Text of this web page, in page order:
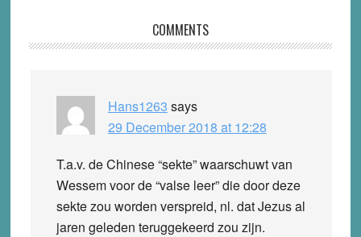
Interactions
COMMENTS
Hans1263 says
29 December 2018 at 12:28
T.a.v. de Chinese “sekte” waarschuwt van
Wessem voor de “valse leer” die door deze
sekte zou worden verspreid, nl. dat Jezus al
jaren geleden teruggekeerd zou zijn.